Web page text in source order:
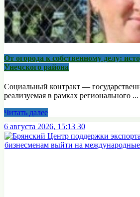
От огорода к собственному делу:
Унечского района
Социальный контракт —
реализуемая в рамках регионального ...
Читать далее
6 августа 2026, 15:13 30